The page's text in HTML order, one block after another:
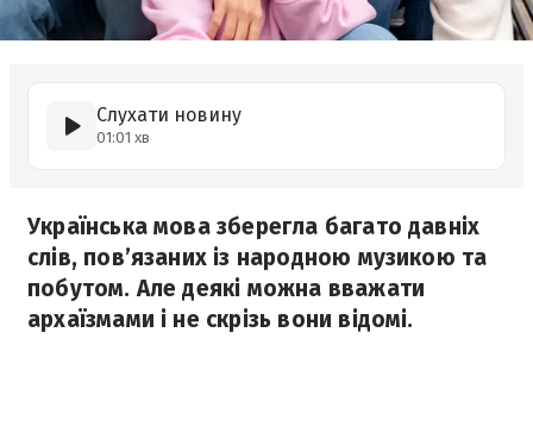
Слухати новину
01:01 хв
Українська мова зберегла багато давніх
слів, пов’язаних із народною музикою та
побутом. Але деякі можна вважати
архаїзмами і не скрізь вони відомі.